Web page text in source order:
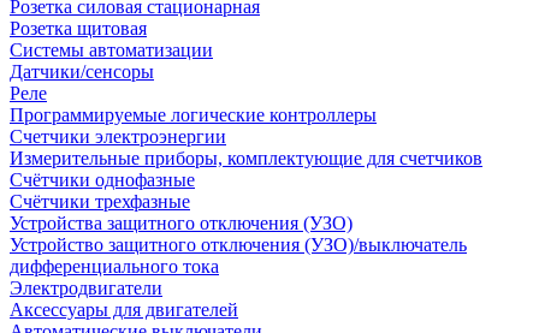
Розетка силовая стационарная
Розетка щитовая
Системы автоматизации
Датчики/сенсоры
Реле
Программируемые логические контроллеры
Счетчики электроэнергии
Измерительные приборы, комплектующие для счетчиков
Счётчики однофазные
Счётчики трехфазные
Устройства защитного отключения (УЗО)
Устройство защитного отключения (УЗО)/выключатель
дифференциального тока
Электродвигатели
Аксессуары для двигателей